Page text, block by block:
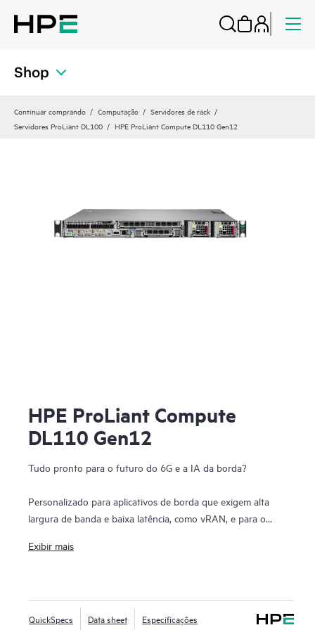
Shop
Continuar comprando Computação
Servidores de rack
Servidores ProLiant DL100
HPE ProLiant Compute DL110 Gen12
HPE ProLiant Compute
DL110 Gen12
Tudo pronto para o futuro do 6G e a IA da borda?
Personalizado para aplicativos de borda que exigem alta
largura de banda e baixa latência, como vRAN, e para o
baseado em infraestrutura aberta e compatível com
pelos processadores SoC (system-on-a-chip) Intel® Xeon® 6.
O HPE ProLiant Compute DL110 Gen12, com seu volume
Exibir mais
QuickSpecs Data sheet Especificações